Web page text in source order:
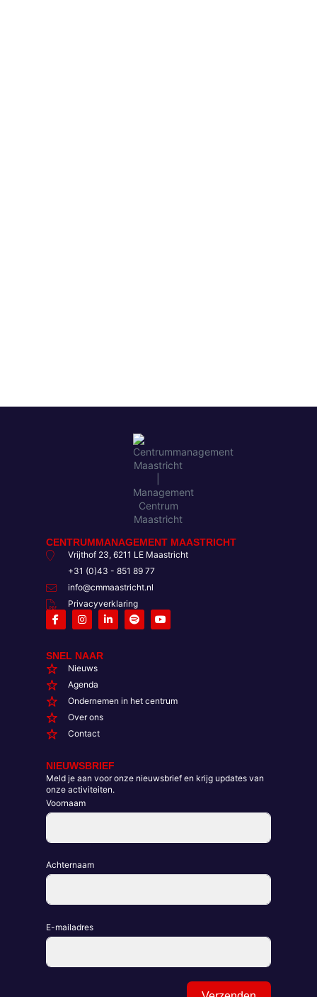
CENTRUMMANAGEMENT MAASTRICHT
Vrijthof 23, 6211 LE Maastricht
+31 (0)43 - 851 89 77
info@cmmaastricht.nl
Privacyverklaring
SNEL NAAR
Nieuws
Agenda
Ondernemen in het centrum
Over ons
Contact
NIEUWSBRIEF
Meld je aan voor onze nieuwsbrief en krijg updates van
onze activiteiten.
Voornaam
Achternaam
E-mailadres